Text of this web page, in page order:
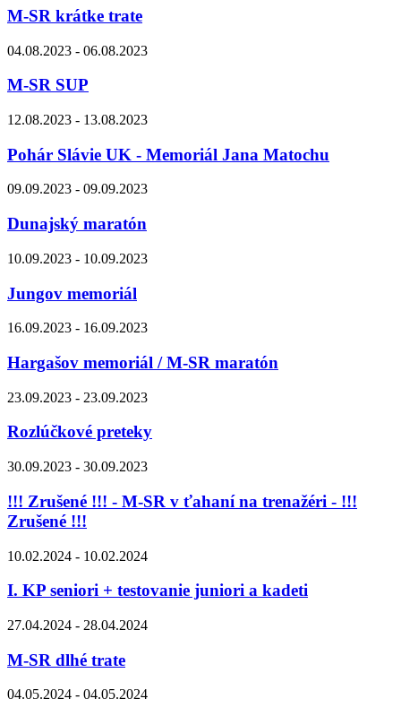
M-SR krátke trate
04.08.2023 - 06.08.2023
M-SR SUP
12.08.2023 - 13.08.2023
Pohár Slávie UK - Memoriál Jana Matochu
09.09.2023 - 09.09.2023
Dunajský maratón
10.09.2023 - 10.09.2023
Jungov memoriál
16.09.2023 - 16.09.2023
Hargašov memoriál / M-SR maratón
23.09.2023 - 23.09.2023
Rozlúčkové preteky
30.09.2023 - 30.09.2023
!!! Zrušené !!! - M-SR v ťahaní na trenažéri - !!!
Zrušené !!!
10.02.2024 - 10.02.2024
I. KP seniori + testovanie juniori a kadeti
27.04.2024 - 28.04.2024
M-SR dlhé trate
04.05.2024 - 04.05.2024